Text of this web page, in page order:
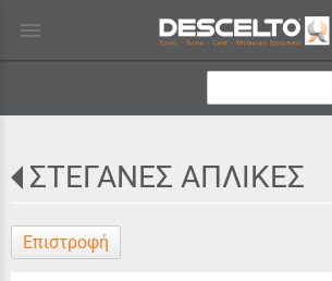
menu
ΣΤΕΓΑΝΕΣ ΑΠΛΙΚΕΣ
Επιστροφή